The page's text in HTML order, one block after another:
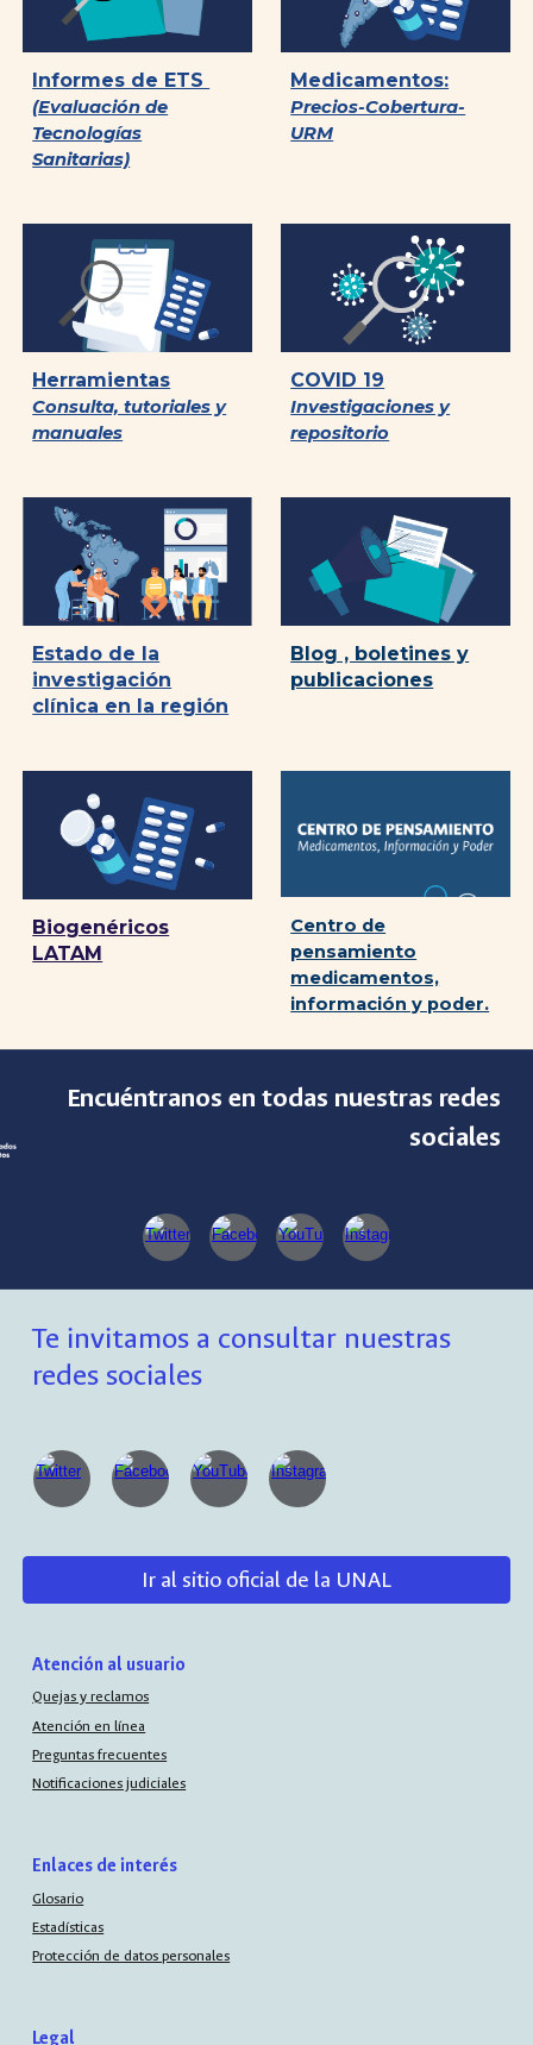
Informes de ETS
(Evaluación de
Tecnologías
Sanitarias)
Medicamentos:
Precios-Cobertura-
URM
Herramientas
Consulta, tutoriales y
manuales
COVID 19
Investigaciones y
repositorio
Estado de la
investigación
clínica en la región
Blog , boletines y
publicaciones
Biogenéricos
LATAM
Centro de
pensamiento
medicamentos,
información y poder.
Encuéntranos en todas nuestras redes
sociales
Te invitamos a consultar nuestras
redes sociales
Ir al sitio oficial de la UNAL
Atención al usuario
Quejas y reclamos
Atención en línea
Preguntas frecuentes
Notificaciones judiciales
Enlaces de interés
Glosario
Estadísticas
Protección de datos personales
Legal